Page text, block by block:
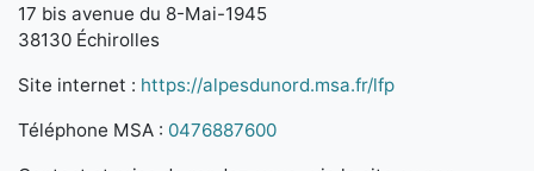
17 bis avenue du 8-Mai-1945
38130 Échirolles
Site internet : https://alpesdunord.msa.fr/lfp
Téléphone MSA : 0476887600